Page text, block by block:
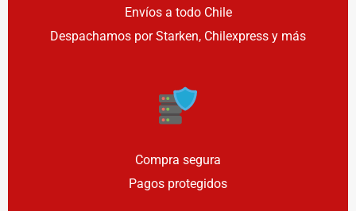
Envíos a todo Chile
Despachamos por Starken, Chilexpress y más
Compra segura
Pagos protegidos